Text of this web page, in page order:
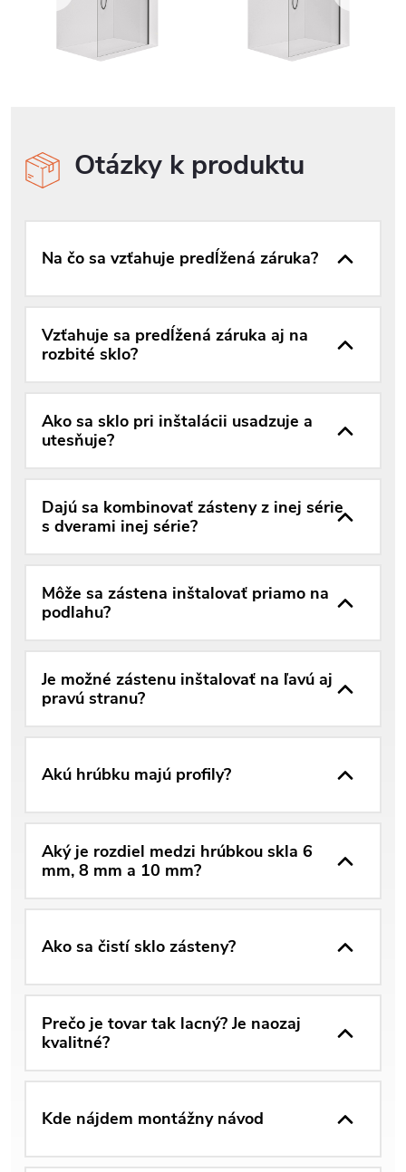
Otázky k produktu
Na čo sa vzťahuje predĺžená záruka?
Vzťahuje sa predĺžená záruka aj na
rozbité sklo?
Ako sa sklo pri inštalácii usadzuje a
utesňuje?
Dajú sa kombinovať zásteny z inej série
s dverami inej série?
Môže sa zástena inštalovať priamo na
podlahu?
Je možné zástenu inštalovať na ľavú aj
pravú stranu?
Akú hrúbku majú profily?
Aký je rozdiel medzi hrúbkou skla 6
mm, 8 mm a 10 mm?
Ako sa čistí sklo zásteny?
Prečo je tovar tak lacný? Je naozaj
kvalitné?
Kde nájdem montážny návod